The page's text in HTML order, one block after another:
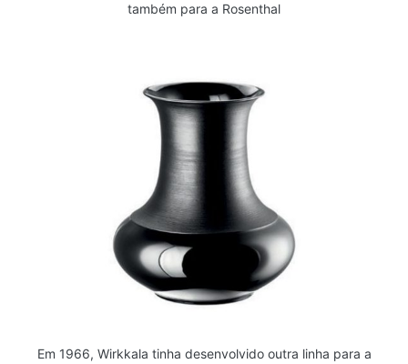
também para a Rosenthal
Em 1966, Wirkkala tinha desenvolvido outra linha para a